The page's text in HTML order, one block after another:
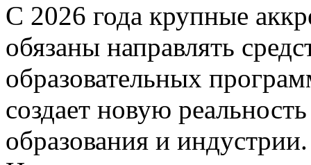
С 2026 года крупные
обязаны направлять
образовательных
создает новую
образования и индустрии.